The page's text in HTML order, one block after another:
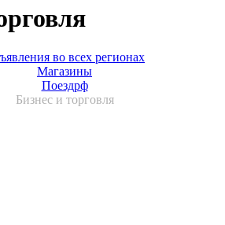
во всех регионах
Магазины
Поездрф
Бизнес и торговля